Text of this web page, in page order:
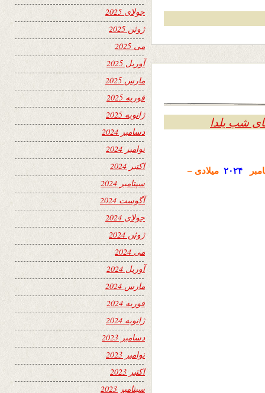
شب یلدا
۲۰۲۴ میلادی –
جولای 2025
ژوئن 2025
می 2025
آوریل 2025
مارس 2025
فوریه 2025
ژانویه 2025
دسامبر 2024
نوامبر 2024
اکتبر 2024
سپتامبر 2024
آگوست 2024
جولای 2024
ژوئن 2024
می 2024
آوریل 2024
مارس 2024
فوریه 2024
ژانویه 2024
دسامبر 2023
نوامبر 2023
اکتبر 2023
سپتامبر 2023